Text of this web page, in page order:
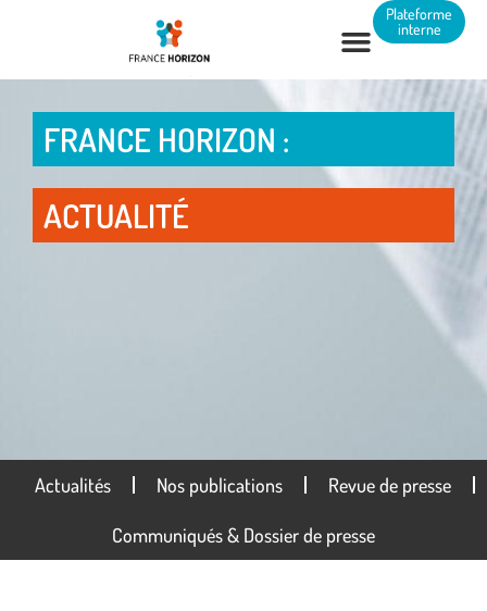
Plateforme
interne
FRANCE HORIZON :
ACTUALITÉ
Actualités Nos publications Revue de presse
Communiqués & Dossier de presse